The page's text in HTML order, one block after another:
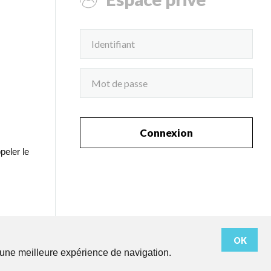
le
Connexion
OK
meilleure expérience de navigation.